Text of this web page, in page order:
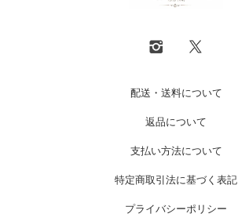
配送・送料について
返品について
支払い方法について
特定商取引法に基づく表記
プライバシーポリシー